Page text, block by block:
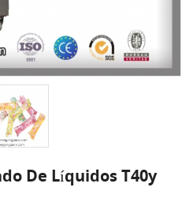
De Líquidos T40y